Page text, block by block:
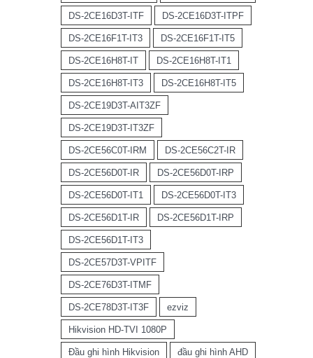
DS-2CE16D3T-ITF DS-2CE16D3T-ITPF
DS-2CE16F1T-IT3 DS-2CE16F1T-IT5
DS-2CE16H8T-IT DS-2CE16H8T-IT1
DS-2CE16H8T-IT3 DS-2CE16H8T-IT5
DS-2CE19D3T-AIT3ZF
DS-2CE19D3T-IT3ZF
DS-2CE56C0T-IRM DS-2CE56C2T-IR
DS-2CE56D0T-IR DS-2CE56D0T-IRP
DS-2CE56D0T-IT1 DS-2CE56D0T-IT3
DS-2CE56D1T-IR DS-2CE56D1T-IRP
DS-2CE56D1T-IT3
DS-2CE57D3T-VPITF
DS-2CE76D3T-ITMF
DS-2CE78D3T-IT3F ezviz
Hikvision HD-TVI 1080P
Đầu ghi hình Hikvision đầu ghi hình AHD